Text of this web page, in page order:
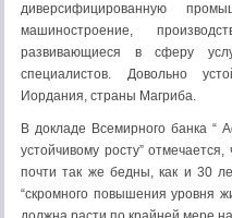
диверсифицированную
машиностроение,
развивающиеся в сферу
специалистов. Довольно
Иордания, страны Магриба.
В докладе Всемирного банка “
устойчивому росту”
почти так же бедны, как и 30
“скромного повышения уровня